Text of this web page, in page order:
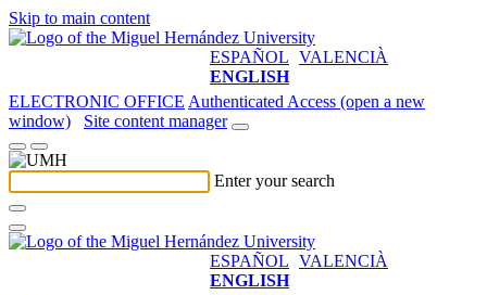
Skip to main content
ESPAÑOL VALENCIÀ
ENGLISH
ELECTRONIC OFFICE Authenticated Access (open a new
window)
Site content manager
Enter your search
ESPAÑOL VALENCIÀ
ENGLISH